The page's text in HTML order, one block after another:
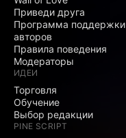
Приведи друга
Программа поддержки
авторов
Правила поведения
Модераторы
ИДЕИ
Торговля
Обучение
Выбор редакции
PINE SCRIPT